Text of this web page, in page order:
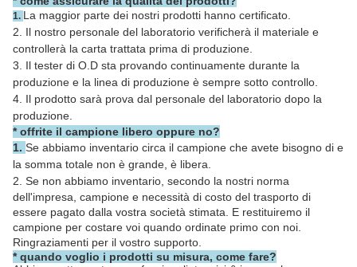
1. La maggior parte dei nostri prodotti hanno certificato.
2. Il nostro personale del laboratorio verificherà il materiale e
controllerà la carta trattata prima di produzione.
3. Il tester di O.D sta provando continuamente durante la
produzione e la linea di produzione è sempre sotto controllo.
4. Il prodotto sarà prova dal personale del laboratorio dopo la
produzione.
* offrite il campione libero oppure no?
1. Se abbiamo inventario circa il campione che avete bisogno di e
la somma totale non è grande, è libera.
2. Se non abbiamo inventario, secondo la nostri norma
dell'impresa, campione e necessità di costo del trasporto di
essere pagato dalla vostra società stimata. E restituiremo il
campione per costare voi quando ordinate primo con noi.
Ringraziamenti per il vostro supporto.
* quando voglio i prodotti su misura, come fare?